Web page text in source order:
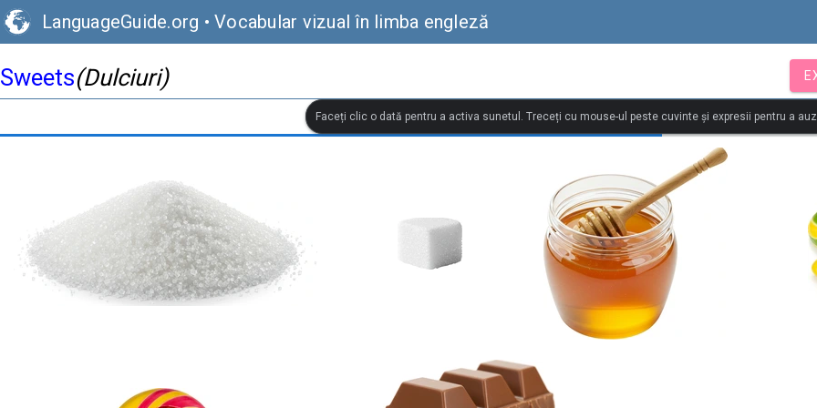
LanguageGuide.org • Vocabular vizual în limba engleză
Sweets(Dulciuri)
Faceți clic o dată pentru a activa sunetul. Treceți cu mouse-ul peste cuvinte și expresii pentru a